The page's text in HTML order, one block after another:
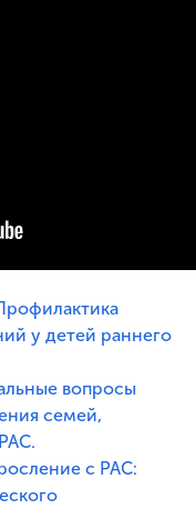
у детей раннего
вопросы
семей,
с РАС: